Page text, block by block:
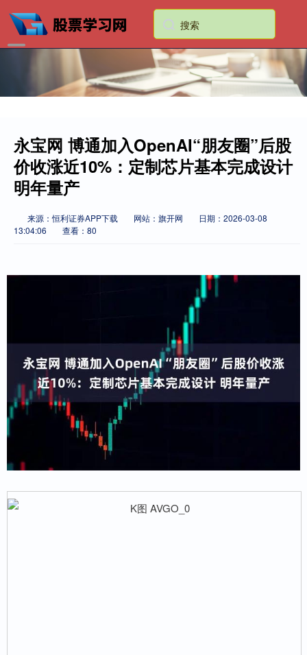
永宝网 博通加入OpenAI“朋友圈”后股
价收涨近10%：定制芯片基本完成设计
明年量产
来源：恒利证券APP下载 网站：旗开网
日期：2026-03-08
13:04:06
查看：80